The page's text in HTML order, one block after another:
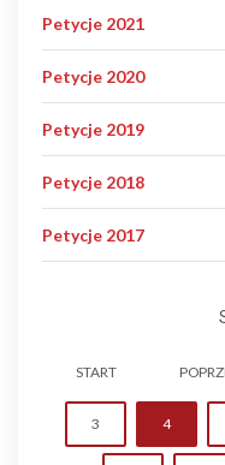
Petycje 2021
Petycje 2020
Petycje 2019
Petycje 2018
Petycje 2017
START
3 4